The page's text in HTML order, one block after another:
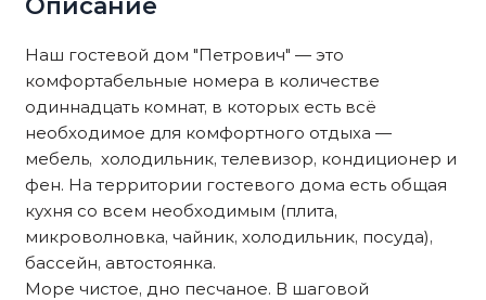
Описание
Наш гостевой дом "Петрович" — это
комфортабельные номера в количестве
одиннадцать комнат, в которых есть всё
необходимое для комфортного отдыха —
мебель, холодильник, телевизор, кондиционер и
фен. На территории гостевого дома есть общая
кухня со всем необходимым (плита,
микроволновка, чайник, холодильник, посуда),
бассейн, автостоянка.
Море чистое, дно песчаное. В шаговой